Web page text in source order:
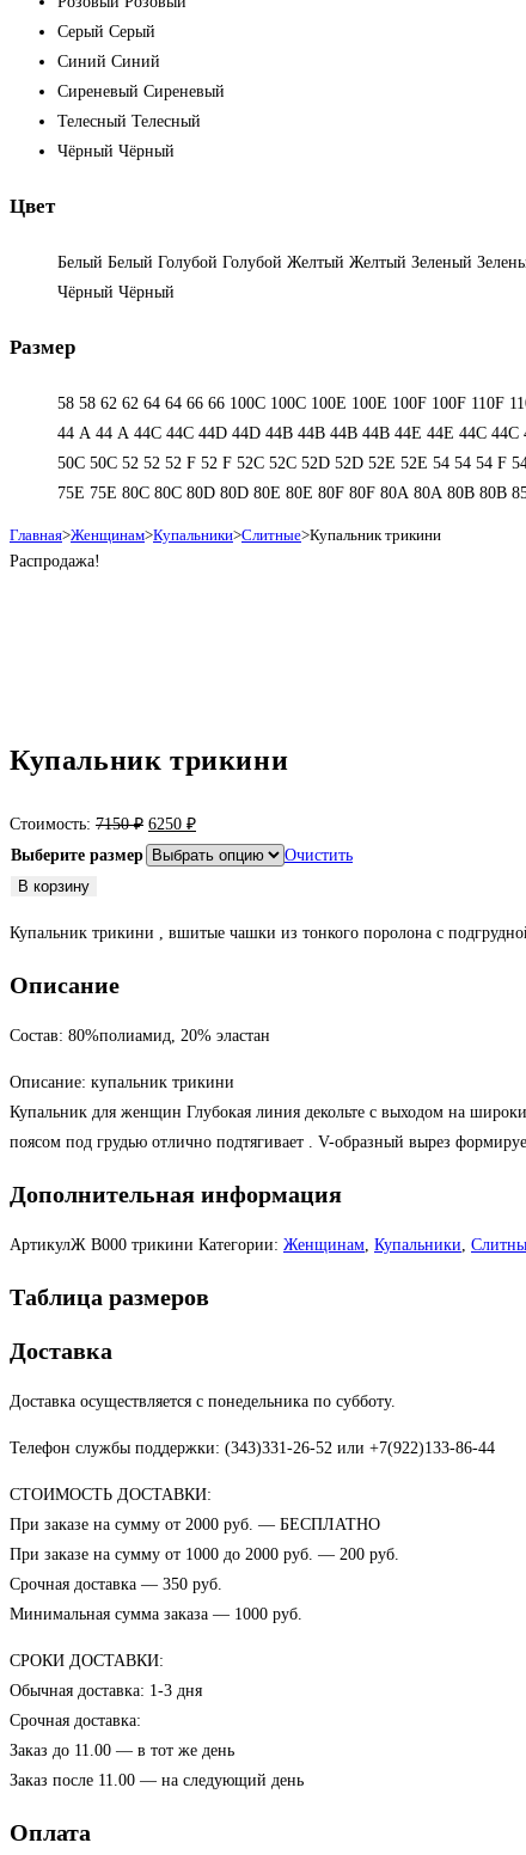
Серый Серый
Синий Синий
Сиреневый Сиреневый
Телесный Телесный
Чёрный Чёрный
Цвет
Белый Белый Голубой Голубой Желтый Желтый Зеленый
Чёрный Чёрный
Размер
58 58 62 62 64 64 66 66 100C 100C 100E 100E 100F 100F 110F
44 А 44 А 44C 44C 44D 44D 44В 44В 44В 44В 44Е 44Е 44С 44С
50С 50С 52 52 52 F 52 F 52C 52C 52D 52D 52E 52E 54 54 54 F
75E 75E 80C 80C 80D 80D 80E 80E 80F 80F 80А 80А 80В 80В
Главная>Женщинам>Купальники>Слитные>Купальник трикини
Распродажа!
Купальник трикини
Стоимость: 7150₽ Первоначальная
цена
6250 ₽Текущая
цена:
Выберите размер
Очистить
Количество
Купальник
трикини
В корзину
Купальник трикини , вшитые чашки из тонкого поролона с
Описание
Состав: 80%полиамид, 20% эластан
Описание: купальник трикини
Купальник для женщин Глубокая линия декольте с выходом на
поясом под грудью отлично подтягивает . V-образный вырез
Дополнительная информация
АртикулЖ В000 трикини Категории: Женщинам, Купальники,
Таблица размеров
Доставка
Доставка осуществляется с понедельника по субботу.
Телефон службы поддержки: (343)331-26-52 или +7(922)133-86-44
СТОИМОСТЬ ДОСТАВКИ:
При заказе на сумму от 2000 руб. — БЕСПЛАТНО
При заказе на сумму от 1000 до 2000 руб. — 200 руб.
Срочная доставка — 350 руб.
Минимальная сумма заказа — 1000 руб.
СРОКИ ДОСТАВКИ:
Обычная доставка: 1-3 дня
Срочная доставка:
Заказ до 11.00 — в тот же день
Заказ после 11.00 — на следующий день
Оплата